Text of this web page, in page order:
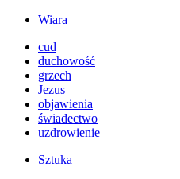
Wiara
cud
duchowość
grzech
Jezus
objawienia
świadectwo
uzdrowienie
Sztuka